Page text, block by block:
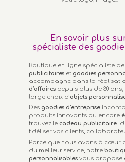
En savoir plus
spécialiste des
Boutique en ligne spécialiste
publicitaires et goodies
accompagne dans la
d’affaires depuis plus de 30
large choix d’objets
Des goodies d’entreprise
produits innovants ou encore
trouvez le cadeau publicitaire
fidéliser vos clients,
Parce que nous avons à cœur
du meilleur service, notre
personnalisables vous propose